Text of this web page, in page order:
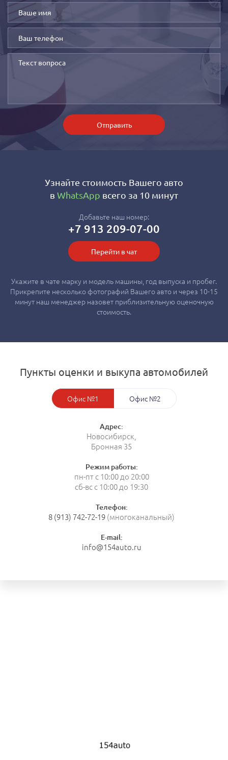
Отправить
Узнайте стоимость Вашего авто
в WhatsApp всего за 10 минут
Добавьте наш номер:
+7 913 209-07-00
Перейти в чат
Укажите в чате марку и модель машины, год выпуска и пробег.
Прикрепите несколько фотографий Вашего авто и через 10-15
минут наш менеджер назовет приблизительную оценочную
стоимость.
Пункты оценки и выкупа автомобилей
Офис №1 Офис №2
Адрес:
Новосибирск,
Бронная 35
Режим работы:
пн-пт с 10:00 до 20:00
сб-вс с 10:00 до 19:30
Телефон:
8 (913) 742-72-19(многоканальный)
E-mail:
info@154auto.ru